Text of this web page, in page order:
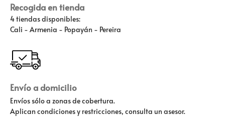
Recogida en tienda
4 tiendas disponibles:
Cali - Armenia - Popayán - Pereira
Envío a domicilio
Envíos sólo a zonas de cobertura.
Aplican condiciones y restricciones, consulta un asesor.